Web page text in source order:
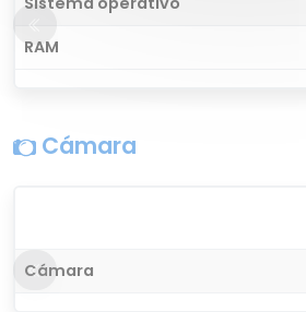
RAM
Cámara
Cámara